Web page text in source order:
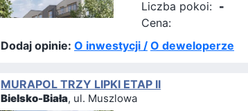
Liczba pokoi: -
Cena:
Dodaj opinie: O inwestycji / O deweloperze
MURAPOL TRZY LIPKI ETAP II
Bielsko-Biała, ul. Muszlowa